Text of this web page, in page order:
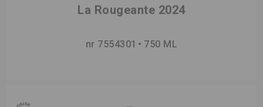
La Rougeante 2024
nr 7554301 750 ML